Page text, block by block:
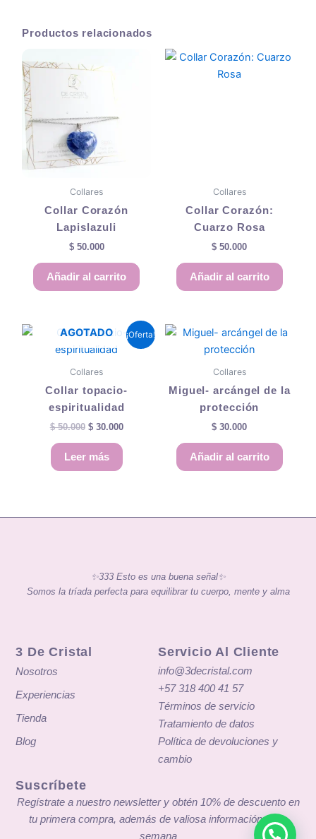
Productos relacionados
Collares
Collar Corazón
Lapislazuli
$50.000
Añadir al carrito
Collares
Collar Corazón:
Cuarzo Rosa
$ 50.000
Añadir al carrito
¡Oferta!
AGOTADO
Collares
Collar topacio-
espiritualidad
$50.000
El
precio
original
$ 50.000.
$30.000
El
precio
Leer más
Collares
Miguel- arcángel de la
protección
$ 30.000
Añadir al carrito
✨333 Esto es una buena señal✨
Somos la tríada perfecta para equilibrar tu cuerpo, mente y alma
3 De Cristal
Nosotros
Experiencias
Tienda
Blog
Servicio Al Cliente
info@3decristal.com
+57 318 400 41 57
Términos de servicio
Tratamiento de datos
Política de devoluciones y
cambio
Suscríbete
Regístrate a nuestro newsletter y obtén 10% de descuento en
tu primera compra, además de valiosa información cada
semana